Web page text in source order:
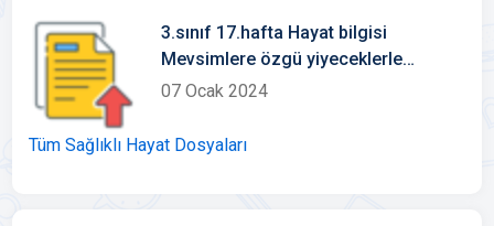
3.sınıf 17.hafta Hayat bilgisi
Mevsimlere özgü yiyeceklerle
beslenirim Konu Etkinlikleri
07 Ocak 2024
Tüm Sağlıklı Hayat Dosyaları